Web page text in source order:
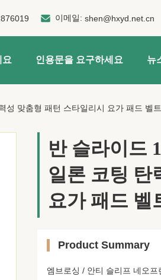
이메일: shen@hxyd.net.cn
인용문을 요구하세요 뉴
성 맞춤형 패턴 스타일리시 요가 패드 벨트
반 슬라이드
일론 코팅 탄
요가 패드 벨
Product Summary
엠브로싱 / 안티 슬리프 네오